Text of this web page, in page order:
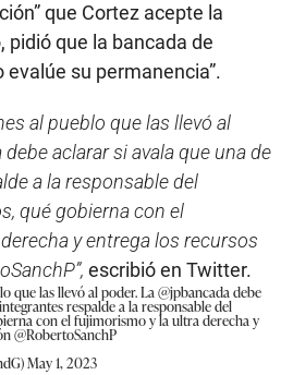
que Cortez acepte la
que la bancada de
su permanencia”.
al pueblo que las llevó al
aclarar si avala que una de
a la responsable del
qué gobierna con el
y entrega los recursos
escribió en Twitter.
que las llevó al poder. La@jpbancadadebe
respalde a la responsable del
con el fujimorismo y la ultra derecha y
@RobertoSanchP
May 1, 2023